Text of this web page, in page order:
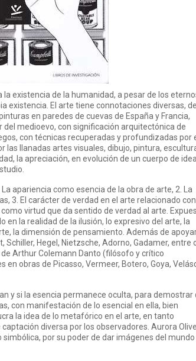
existencia de la humanidad, a pesar de los
existencia. El arte tiene connotaciones diversas,
en paredes de cuevas de España y Francia,
medioevo, con significación arquitectónica de
con técnicas recuperadas y profundizadas por
las llanadas artes visuales, dibujo, pintura,
la apreciación, en evolución de un cuerpo de
apariencia como esencia de la obra de arte, 2. La
3. El carácter de verdad en el arte relacionado
virtud que da sentido de verdad al arte.
la realidad de la ilusión, lo expresivo del arte, la
la dimensión de pensamiento. Además de
Hegel, Nietzsche, Adorno, Gadamer, entre
Arthur Colemann Danto (filósofo y crítico
obras de Picasso, Vermeer, Botero, Goya,
y si la esencia permanece oculta, para demostrar
con manifestación de lo esencial en ella, bien
la idea de lo metafórico en el arte, en tanto
diversa por los observadores. Aurora
por su poder de dar imágenes del mundo